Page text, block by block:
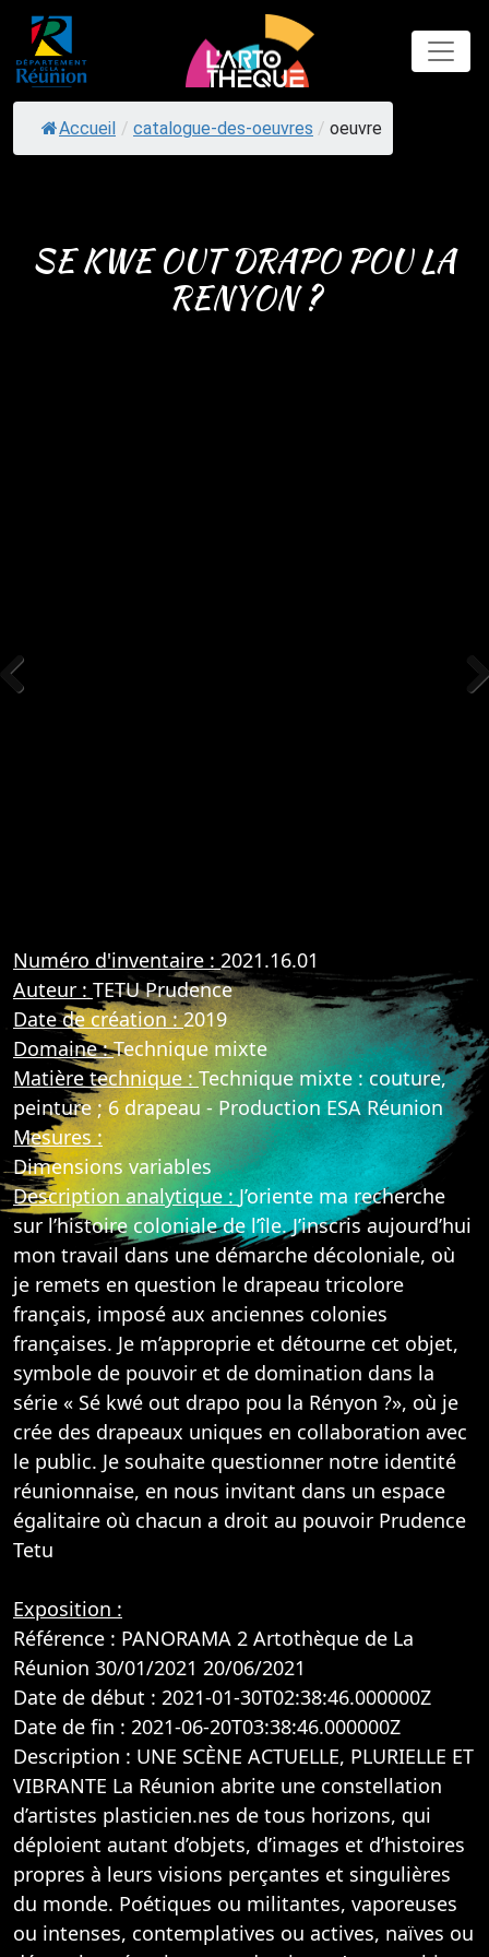
Skip
content
Accueil / catalogue-des-oeuvres / oeuvre
SE KWE OUT DRAPO POU LA
RENYON ?
Numéro d'inventaire : 2021.16.01
Auteur : TETU Prudence
Date de création :2019
Domaine :Technique mixte
Matière technique : Technique mixte : couture,
peinture ; 6 drapeau - Production ESA Réunion
Mesures :
Dimensions variables
Description analytique : J’oriente ma recherche
sur l’histoire coloniale de l’île. J’inscris aujourd’hui
mon travail dans une démarche décoloniale, où
je remets en question le drapeau tricolore
français, imposé aux anciennes colonies
françaises. Je m’approprie et détourne cet objet,
symbole de pouvoir et de domination dans la
série « Sé kwé out drapo pou la Rényon ?», où je
crée des drapeaux uniques en collaboration avec
le public. Je souhaite questionner notre identité
réunionnaise, en nous invitant dans un espace
égalitaire où chacun a droit au pouvoir Prudence
Tetu
Exposition :
Référence : PANORAMA 2 Artothèque de La
Réunion 30/01/2021 20/06/2021
Date de début : 2021-01-30T02:38:46.000000Z
Date de fin : 2021-06-20T03:38:46.000000Z
Description : UNE SCÈNE ACTUELLE, PLURIELLE ET
VIBRANTE La Réunion abrite une constellation
d’artistes plasticien.nes de tous horizons, qui
déploient autant d’objets, d’images et d’histoires
propres à leurs visions perçantes et singulières
du monde. Poétiques ou militantes, vaporeuses
ou intenses, contemplatives ou actives, naïves ou